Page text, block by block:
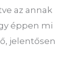
az annak
éppen mi
jelentősen